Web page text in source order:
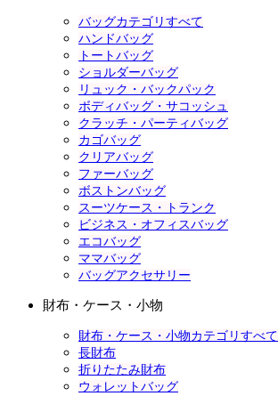
バッグカテゴリすべて
ハンドバッグ
トートバッグ
ショルダーバッグ
リュック・バックパック
ボディバッグ・サコッシュ
クラッチ・パーティバッグ
カゴバッグ
クリアバッグ
ファーバッグ
ボストンバッグ
スーツケース・トランク
ビジネス・オフィスバッグ
エコバッグ
ママバッグ
バッグアクセサリー
財布・ケース・小物
財布・ケース・小物カテゴリすべて
長財布
折りたたみ財布
ウォレットバッグ